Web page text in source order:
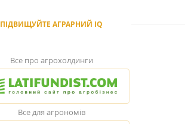
ПІДВИЩУЙТЕ АГРАРНИЙ IQ
Все про агрохолдинги
Все для агрономів